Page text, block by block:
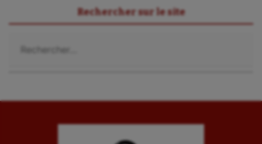
Sport santé
Tir à l'arc
Triathlon
Rechercher sur le site